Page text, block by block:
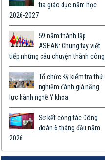
tra giáo dục năm học
2026-2027
59 năm thành lập
ASEAN: Chung tay viết
tiếp những câu chuyện thành công
Tổ chức Kỳ kiểm tra thử
nghiệm đánh giá năng
lực hành nghề Y khoa
Sơ kết công tác Công
đoàn 6 tháng đầu năm
2026